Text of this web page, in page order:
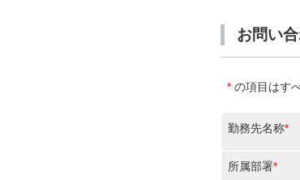
お問い
* の項目はす
勤務先名称
所属部署